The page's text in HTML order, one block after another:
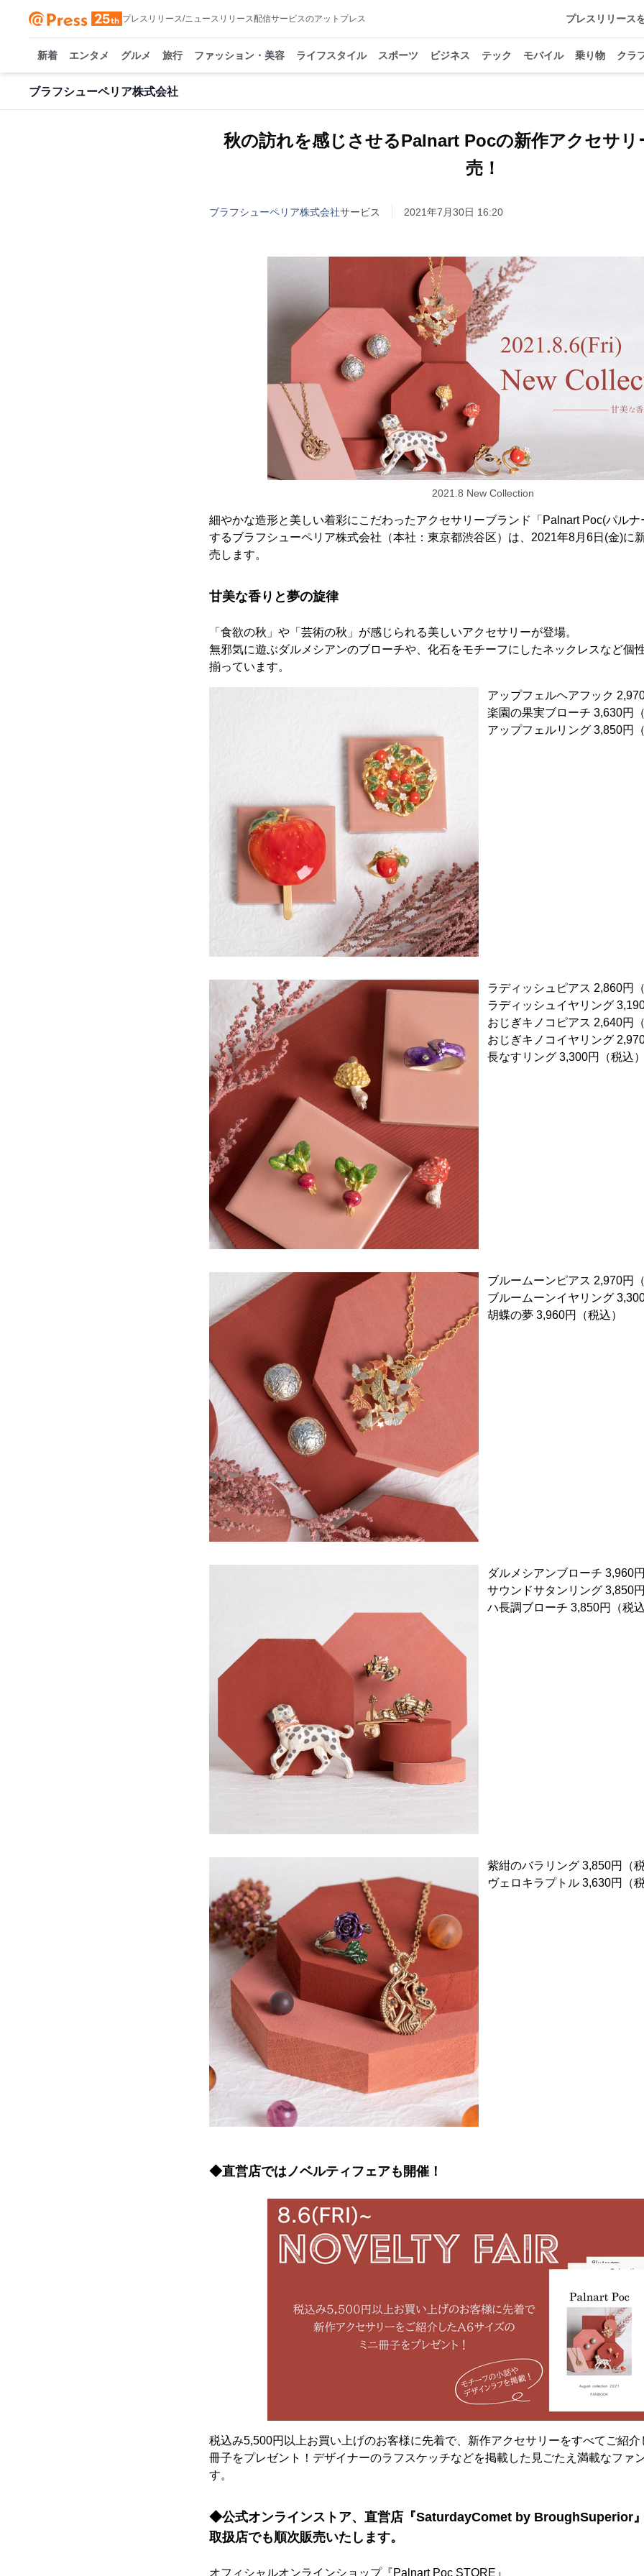
プレスリリース/ニュースリリース配信サービスのアットプレス プレスリリース
新着 エンタメ グルメ 旅行 ファッション・美容 ライフスタイル スポーツ ビジネス テック モバイル 乗り物 クラ
ブラフシューペリア株式会社
秋の訪れを感じさせるPalnart Pocの新作アクセサリ
売！
ブラフシューペリア株式会社サービス 2021年7月30日 16:20
2021.8 New Collection
細やかな造形と美しい着彩にこだわったアクセサリーブランド「Palnart Poc(パルナ
するブラフシューペリア株式会社（本社：東京都渋谷区）は、2021年8月6日(金)に
売します。
甘美な香りと夢の旋律
「食欲の秋」や「芸術の秋」が感じられる美しいアクセサリーが登場。
無邪気に遊ぶダルメシアンのブローチや、化石をモチーフにしたネックレスなど個
揃っています。
アップフェルヘアフック
楽園の果実ブローチ 3,630円（
アップフェルリング 3,850円（
ラディッシュピアス 2,860円（
ラディッシュイヤリング
おじぎキノコピアス 2,640円（
おじぎキノコイヤリング
長なすリング 3,300円（税込）
ブルームーンピアス 2,970円（
ブルームーンイヤリング
胡蝶の夢 3,960円（税込）
ダルメシアンブローチ 3,960円
サウンドサタンリング 3,850円
ハ長調ブローチ 3,850円（税込
紫紺のバラリング 3,850円（税
ヴェロキラプトル 3,630円（税
◆直営店ではノベルティフェアも開催！
税込み5,500円以上お買い上げのお客様に先着で、新作アクセサリーをすべてご紹
冊子をプレゼント！デザイナーのラフスケッチなどを掲載した見ごたえ満載なファ
す。
◆公式オンラインストア、直営店『SaturdayComet by BroughSuperior
取扱店でも順次販売いたします。
オフィシャルオンラインショップ『Palnart Poc STORE』